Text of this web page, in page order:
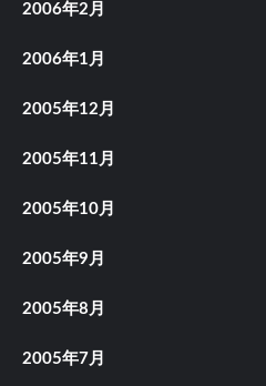
2006年2月
2006年1月
2005年12月
2005年11月
2005年10月
2005年9月
2005年8月
2005年7月